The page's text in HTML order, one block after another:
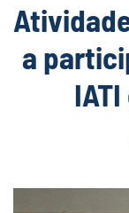
a